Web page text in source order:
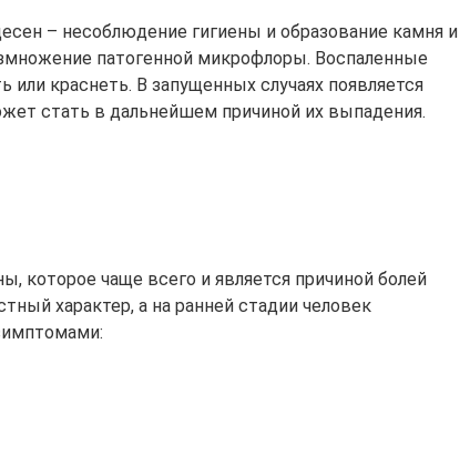
– несоблюдение гигиены и образование камня и
патогенной микрофлоры. Воспаленные
или краснеть. В запущенных случаях появляется
стать в дальнейшем причиной их выпадения.
которое чаще всего и является причиной болей
характер, а на ранней стадии человек